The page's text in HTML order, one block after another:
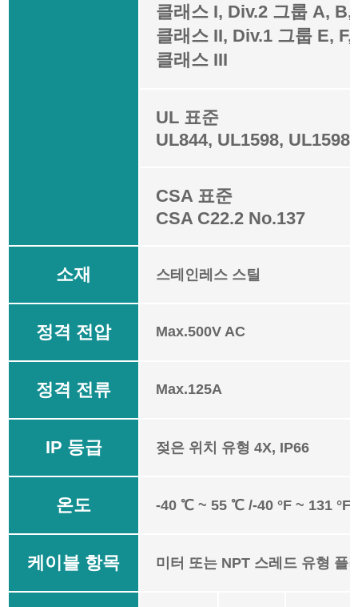
클래스 I, Div.2 그룹 A, B,
클래스 II, Div.1 그룹 E, F,
클래스 III
UL 표준
UL844, UL1598,
CSA 표준
CSA C22.2 No.137
소재 스테인레스 스틸
정격 전압 Max.500V AC
정격 전류 Max.125A
IP 등급 젖은 위치 유형 4X, IP66
온도 -40 ℃ ~ 55 ℃ /-40 °F ~ 131 °F
케이블 항목 미터 또는 NPT 스레드 유형 플